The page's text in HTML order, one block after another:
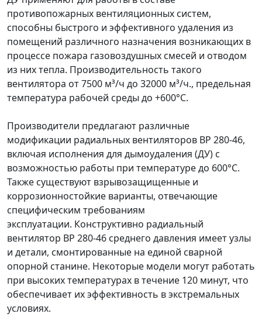
противопожарных вентиляционных систем,
способны быстрого и эффективного удаления из
помещений различного назначения возникающих в
процессе пожара газовоздушных смесей и отводом
из них тепла. Производительность такого
вентилятора от 7500 м³/ч до 32000 м³/ч., предельная
температура рабочей среды до +600°С.
Производители предлагают различные
модификации радиальных вентиляторов ВР 280-46,
включая исполнения для дымоудаления (ДУ) с
возможностью работы при температуре до 600°C.
Также существуют взрывозащищенные и
коррозионностойкие варианты, отвечающие
специфическим требованиям
эксплуатации. Конструктивно радиальный
вентилятор ВР 280-46 среднего давления имеет узлы
и детали, смонтированные на единой сварной
опорной станине. Некоторые модели могут работать
при высоких температурах в течение 120 минут, что
обеспечивает их эффективность в экстремальных
условиях.